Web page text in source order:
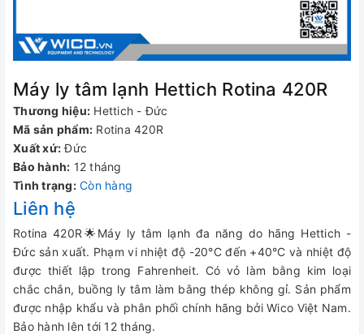
Máy ly tâm lạnh Hettich Rotina 420R
Thương hiệu: Hettich - Đức
Mã sản phẩm: Rotina 420R
Xuất xứ: Đức
Bảo hành: 12 tháng
Tình trạng: Còn hàng
Liên hệ
Rotina 420R🌟Máy ly tâm lạnh đa năng do hãng Hettich -
Đức sản xuất. Phạm vi nhiệt độ -20°C đến +40°C và nhiệt độ
được thiết lập trong Fahrenheit. Có vỏ làm bằng kim loại
chắc chắn, buồng ly tâm làm bằng thép không gỉ. Sản phẩm
được nhập khẩu và phân phối chính hãng bởi Wico Việt Nam.
Bảo hành lên tới 12 tháng.